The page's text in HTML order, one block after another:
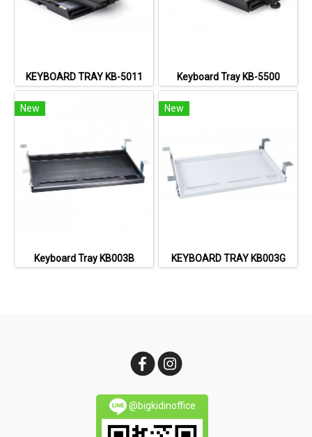
KEYBOARD TRAY KB-5011 Keyboard Tray KB-5500
New
Keyboard Tray KB003B
New
KEYBOARD TRAY KB003G
@bigkidinoffice